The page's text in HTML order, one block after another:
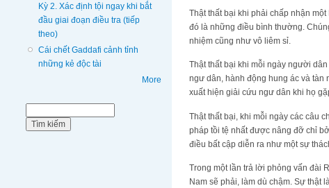
Kỳ 2. Xác định tội ngay khi bắt
đầu giai đoạn điều tra (tiếp
theo)
Cái chết Gaddafi cảnh tỉnh
những kẻ độc tài
More
Thật thất bại khi phải chấp nhận
đó là những điều bình thường.
nhiệm cũng như vô liêm sỉ.
Thật thất bại khi mỗi ngày người
ngư dân, hành động hung ác và tàn
xuất hiện giải cứu ngư dân khi họ
Thật thất bại, khi mỗi ngày các câu
pháp tồi tệ nhất được nâng đỡ chỉ
điều bất cập diễn ra như một sự
Trong một lần trả lời phỏng vấn đài
Nam sẽ phải, làm dù chậm. Sự thật